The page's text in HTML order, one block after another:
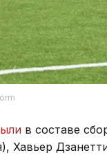
в составе
Хавьер